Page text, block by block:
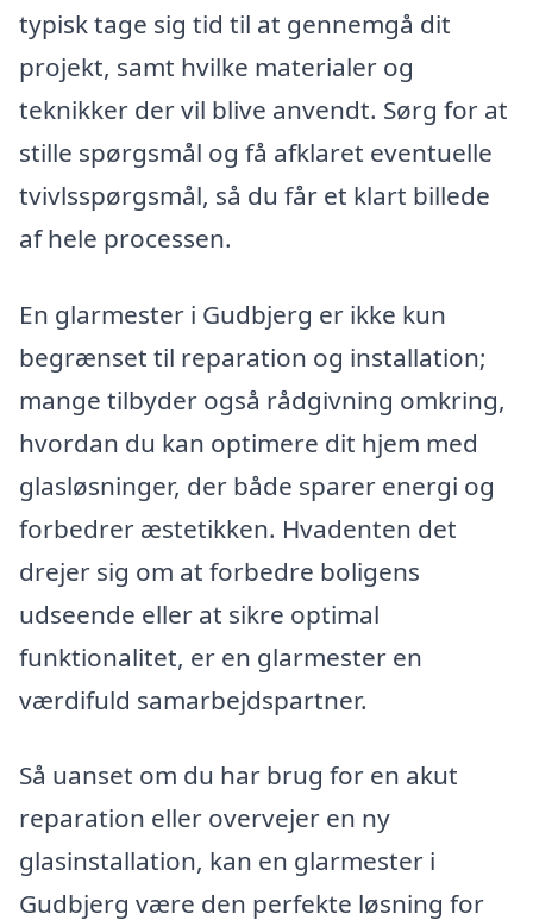
typisk tage sig tid til at gennemgå dit
projekt, samt hvilke materialer og
teknikker der vil blive anvendt. Sørg for at
stille spørgsmål og få afklaret eventuelle
tvivlsspørgsmål, så du får et klart billede
af hele processen.
En glarmester i Gudbjerg er ikke kun
begrænset til reparation og installation;
mange tilbyder også rådgivning omkring,
hvordan du kan optimere dit hjem med
glasløsninger, der både sparer energi og
forbedrer æstetikken. Hvadenten det
drejer sig om at forbedre boligens
udseende eller at sikre optimal
funktionalitet, er en glarmester en
værdifuld samarbejdspartner.
Så uanset om du har brug for en akut
reparation eller overvejer en ny
glasinstallation, kan en glarmester i
Gudbjerg være den perfekte løsning for